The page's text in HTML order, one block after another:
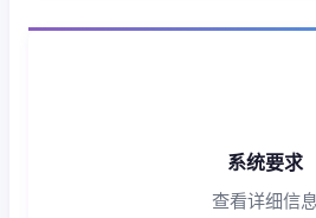
系统要求
查看详细信息